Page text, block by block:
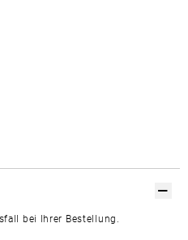
bei Ihrer Bestellung.